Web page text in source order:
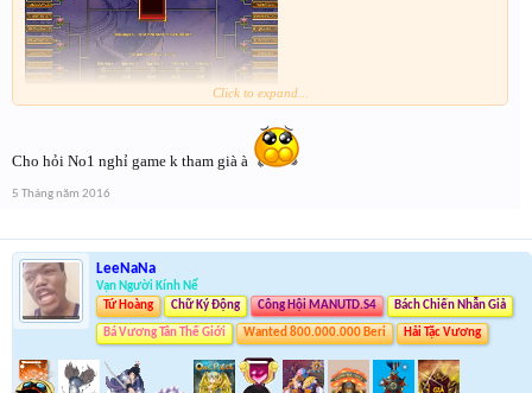
cụm 1 nhánh trái các top dồn hết qua 1 bên
Click to expand...
Cho hỏi No1 nghỉ game k tham già à
5 Tháng năm 2016
LeeNaNa
Vạn Người Kính Nể
Tứ Hoàng
Chữ Ký Động Công Hội MANUTD.S4 Bách Chiến Nhẫn Giả
Bá Vương Tân Thế Giới Wanted 800.000.000 Beri Hải Tặc Vương